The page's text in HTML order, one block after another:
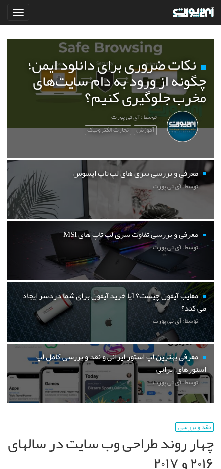
نکات ضروری برای دانلود ایمن؛
چگونه از ورود به دام سایت‌های
مخرب جلوگیری کنیم؟
توسط : آی تی پورت
آموزش تجارت الکترونیک
معرفی و بررسی سری های لپ تاپ ایسوس
توسط : آی تی پورت
معرفی و بررسی تفاوت سری لپ تاپ های MSI
توسط : آی تی پورت
معایب آیفون چیست؟ آیا خرید آیفون برای شما دردسر ایجاد
می کند؟
توسط : آی تی پورت
معرفی بهترین اپ استور ایرانی و نقد و بررسی کامل اپ
استورهای ایرانی
توسط : آی تی پورت
نقد و بررسی
چهار روند طراحی وب سایت در سالهای
۲۰۱۶ و ۲۰۱۷